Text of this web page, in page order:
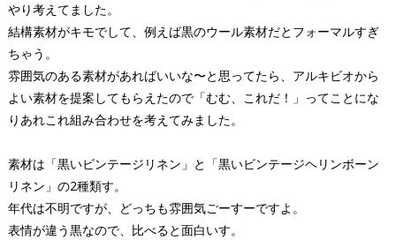
やり考えてました。
結構素材がキモでして、例えば黒のウール素材だとフォーマルすぎ
ちゃう。
雰囲気のある素材があればいいな〜と思ってたら、アルキビオから
よい素材を提案してもらえたので「むむ、これだ！」ってことにな
りあれこれ組み合わせを考えてみました。
素材は「黒いビンテージリネン」と「黒いビンテージヘリンボーン
リネン」の2種類す。
年代は不明ですが、どっちも雰囲気ごーすーですよ。
表情が違う黒なので、比べると面白いす。